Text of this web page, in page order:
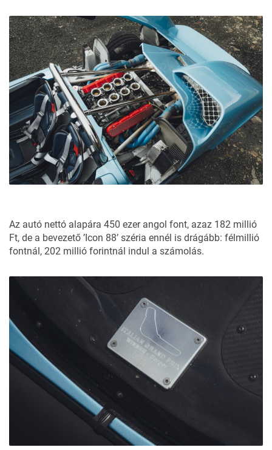
Az autó nettó alapára 450 ezer angol font, azaz 182 millió
Ft, de a bevezető ’Icon 88’ széria ennél is drágább: félmillió
fontnál, 202 millió forintnál indul a számolás.